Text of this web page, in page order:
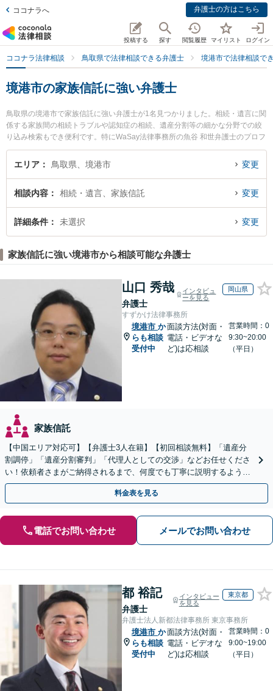
ココナラへ 弁護士の方はこちら
投稿する 探す 閲覧履歴 マイリスト ログイン
ココナラ法律相談 鳥取県で法律相談できる弁護士 境港市で法律相談で
境港市の家族信託に強い弁護士
鳥取県の境港市で家族信託に強い弁護士が1名見つかりました。相続・遺言に関
係する家族間の相続トラブルや認知症の相続、遺産分割等の細かな分野での絞
り込み検索もでき便利です。特にWaSay法律事務所の魚谷 和世弁護士のプロフ
ィール情報や弁護士費用、強みなどが注目されています。『境港市で土日や夜
間に発生した家族信託のトラブルを今すぐに弁護士に相談したい』『家族信託
相談者さんにおすすめです。
エリア 鳥取県、境港市 変更
相談内容 相続・遺言、家族信託 変更
詳細条件 未選択 変更
家族信託に強い境港市から相談可能な弁護士
山口 秀哉
弁護士
インタビュ
ーを見る
岡山県
すずかけ法律事務所
境港市 か
らも相談
受付中
面談方法(対面・
電話・ビデオな
ど)は応相談
営業時間：0
9:30~20:00
（平日）
家族信託
【中国エリア対応可】【弁護士3人在籍】【初回相談無料】「遺産分
割調停」「遺産分割審判」「代理人としての交渉」などお任せくださ
い！依頼者さまがご納得されるまで、何度でも丁寧に説明するよう心
掛けています【土日祝／夜間対応可】【当日／電話相談可】
料金表を見る
電話でお問い合わせ メールでお問い合わせ
都 裕記
弁護士
インタビュー
を見る
東京都
弁護士法人新都法律事務所 東京事務所
境港市 か
らも相談
受付中
面談方法(対面・
電話・ビデオな
ど)は応相談
営業時間：0
9:00~19:00
（平日）